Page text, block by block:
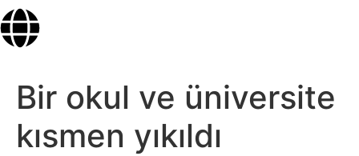
Bir okul ve üniversite
kısmen yıkıldı